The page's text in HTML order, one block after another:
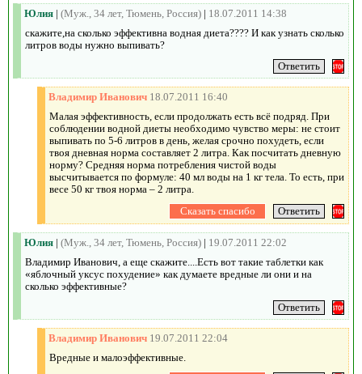
Юлия | (Муж., 34 лет, Тюмень, Россия) | 18.07.2011 14:38
скажите,на сколько эффективна водная диета???? И как узнать сколько
литров воды нужно выпивать?
Владимир Иванович 18.07.2011 16:40
Малая эффективность, если продолжать есть всё подряд. При
соблюдении водной диеты необходимо чувство меры: не стоит
выпивать по 5-6 литров в день, желая срочно похудеть, если
твоя дневная норма составляет 2 литра. Как посчитать дневную
норму? Средняя норма потребления чистой воды
высчитывается по формуле: 40 мл воды на 1 кг тела. То есть, при
весе 50 кг твоя норма – 2 литра.
Юлия | (Муж., 34 лет, Тюмень, Россия) | 19.07.2011 22:02
Владимир Иванович, а еще скажите....Есть вот такие таблетки как
«яблочный уксус похудение» как думаете вредные ли они и на
сколько эффективные?
Владимир Иванович 19.07.2011 22:04
Вредные и малоэффективные.